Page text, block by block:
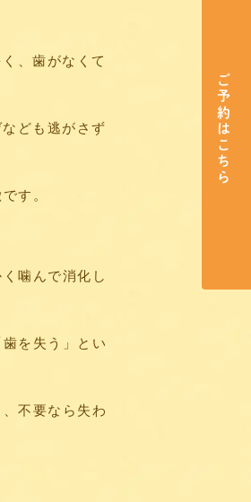
、歯がなくて
ども逃がさず
す。
噛んで消化し
を失う」とい
不要なら失わ
ご予約はこちら